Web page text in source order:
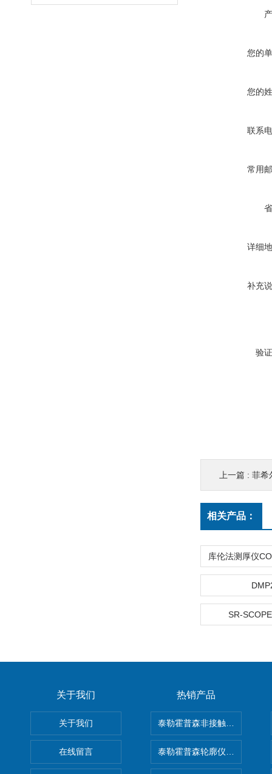
您的
您的
联系
常用
详细
补充
验
上一篇 : 菲希
相关产品：
SR-
关于我们
关于我们
在线留言
热销产品
泰勒霍普森非接触式轮廓仪
泰勒霍普森轮廓仪|TAYLOR